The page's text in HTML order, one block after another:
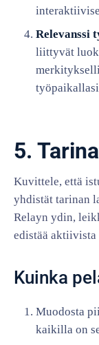
Relevanssi
liittyvät
5.
Kuvittele, että
yhdistät tarinan
Relayn ydin,
edistää
Kuinka
Muodosta
kaikilla on